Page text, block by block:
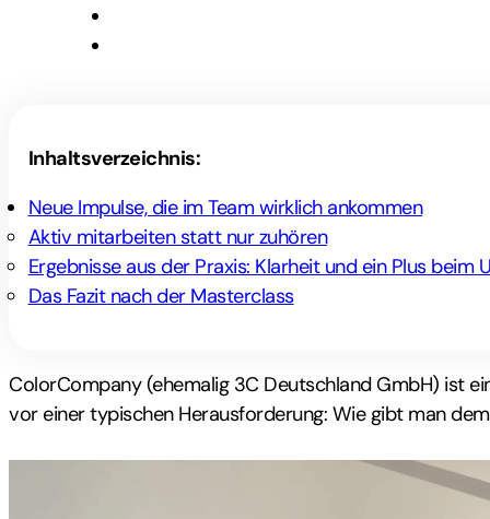
Inhaltsverzeichnis:
Neue Impulse, die im Team wirklich ankommen
Aktiv mitarbeiten statt nur zuhören
Ergebnisse aus der Praxis: Klarheit und ein Plus beim
Das Fazit nach der Masterclass
ColorCompany (ehemalig 3C Deutschland GmbH) ist
vor einer typischen Herausforderung: Wie gibt man